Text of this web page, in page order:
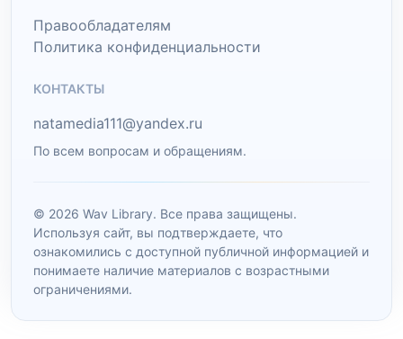
Правообладателям
Политика конфиденциальности
КОНТАКТЫ
natamedia111@yandex.ru
По всем вопросам и обращениям.
© 2026 Wav Library. Все права защищены.
Используя сайт, вы подтверждаете, что
ознакомились с доступной публичной информацией и
понимаете наличие материалов с возрастными
ограничениями.